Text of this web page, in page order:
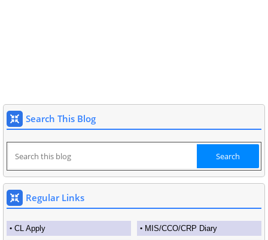
Search This Blog
Regular Links
CL Apply MIS/CCO/CRP Diary